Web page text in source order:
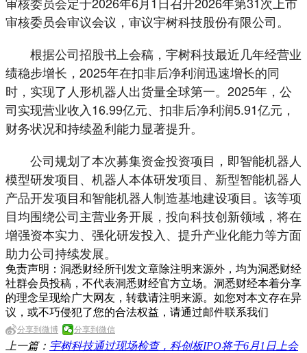
审核委员会审议会议，审议宇树科技股份有限公司。
根据公司招股书上会稿，宇树科技最近几年经营业
绩稳步增长，2025年在扣非后净利润迅速增长的同
时，实现了人形机器人出货量全球第一。2025年，公
司实现营业收入16.99亿元、扣非后净利润5.91亿元，
财务状况和持续盈利能力显著提升。
公司规划了本次募集资金投资项目，即智能机器人
模型研发项目、机器人本体研发项目、新型智能机器人
产品开发项目和智能机器人制造基地建设项目。该等项
目均围绕公司主营业务开展，投向科技创新领域，将在
增强资本实力、强化研发投入、提升产业化能力等方面
助力公司持续发展。
免责声明：洞悉财经所刊发文章除注明来源外，均为洞悉财经
社群会员投稿，不代表洞悉财经官方立场。洞悉财经本着分享
的理念呈现给广大网友，转载请注明来源。如您对本文存在异
议，或不巧侵犯了您的合法权益，请通过邮件联系我们
分享到微博 分享到微信
上一篇： 宇树科技通过现场检查，科创板IPO将于6月1日上会